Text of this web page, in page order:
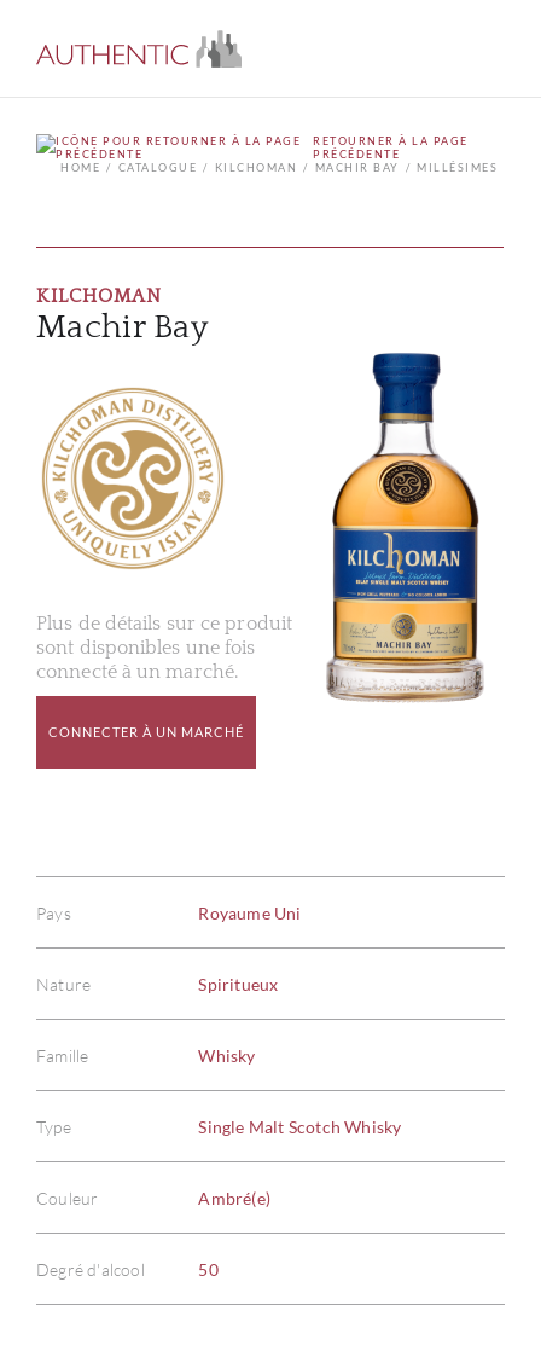
RETOURNER À LA PAGE
PRÉCÉDENTE
HOME
CATALOGUE KILCHOMAN MACHIR BAY MILLÉSIMES
KILCHOMAN
Machir Bay
Plus de détails sur ce produit
sont disponibles une fois
connecté à un marché.
CONNECTER À UN MARCHÉ
Pays Royaume Uni
Nature Spiritueux
Famille Whisky
Type Single Malt Scotch Whisky
Couleur Ambré(e)
Degré d'alcool 50